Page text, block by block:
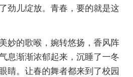
劲儿绽放。青春，要的就是这
的歌喉，婉转悠扬，香风阵
息渐渐浓郁起来，沉睡了一冬
睛。让春的舞者都来到了校园